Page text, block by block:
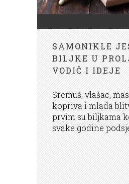
SAMONIKLE
BILJKE U
VODIČ I IDEJE
Sremuš, vlašac,
kopriva i mlada
prvim su biljkama
svake godine